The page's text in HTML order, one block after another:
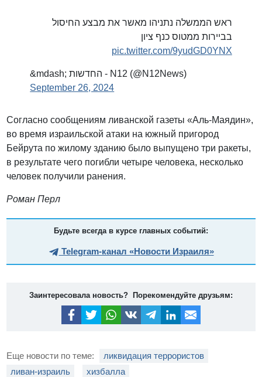
ראש הממשלה נתניהו מאשר את מבצע החיסול
בביירות ממטוס כנף ציון
pic.twitter.com/9yudGD0YNX
&mdash; החדשות - N12 (@N12News)
September 26, 2024
Согласно сообщениям ливанской газеты «Аль-Маядин»,
во время израильской атаки на южный пригород
Бейрута по жилому зданию было выпущено три ракеты,
в результате чего погибли четыре человека, несколько
человек получили ранения.
Роман Перл
Будьте всегда в курсе главных событий:
Telegram-канал «Новости Израиля»
Заинтересовала новость? Порекомендуйте друзьям:
Еще новости по теме:
ликвидация террористов
ливан-израиль
хизбалла